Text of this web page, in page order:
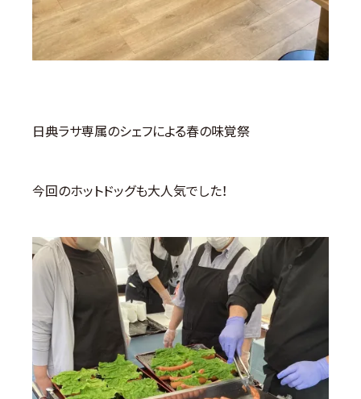
日典ラサ専属のシェフによる春の味覚祭
今回のホットドッグも大人気でした！